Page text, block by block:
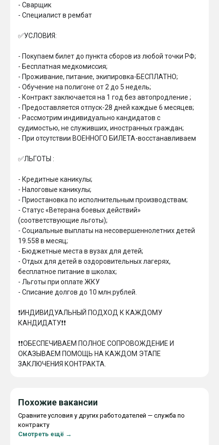
- Сварщик
- Специалист в рембат
✅УСЛОВИЯ:
- Покупаем билет до пункта сборов из любой точки РФ;
- Бесплатная медкомиссия;
- Проживание, питание, экипировка-БЕСПЛАТНО;
- Обучение на полигоне от 2 до 5 недель;
- Контракт заключается на 1 год без автопродление ;
- ⁠Предоставляется отпуск-28 дней каждые 6 месяцев;
- Рассмотрим индивидуально кандидатов с
судимостью, не служивших, иностранных граждан;
- При отсутствии ВОЕННОГО БИЛЕТА-восстанавливаем
✅ЛЬГОТЫ :
- Кредитные каникулы;
- ⁠Налоговые каникулы;
- ⁠Приостановка по исполнительным производствам;
- Статус «Ветерана боевых действий»
(соответствующие льготы);
- ⁠Социальные выплаты на несовершеннолетних детей
19.558 в месяц;
- Бюджетные места в вузах для детей;
- Отдых для детей в оздоровительных лагерях,
бесплатное питание в школах;
- Льготы при оплате ЖКУ
- ⁠Списание долгов до 10 млн.рублей.
❗️ИНДИВИДУАЛЬНЫЙ ПОДХОД К КАЖДОМУ
КАНДИДАТУ❗️❗️
❗️❗️ОБЕСПЕЧИВАЕМ ПОЛНОЕ СОПРОВОЖДЕНИЕ И
ОКАЗЫВАЕМ ПОМОЩЬ НА КАЖДОМ ЭТАПЕ
ЗАКЛЮЧЕНИЯ КОНТРАКТА.
Похожие вакансии
Сравните условия у других работодателей — служба по
контракту
Смотреть ещё →